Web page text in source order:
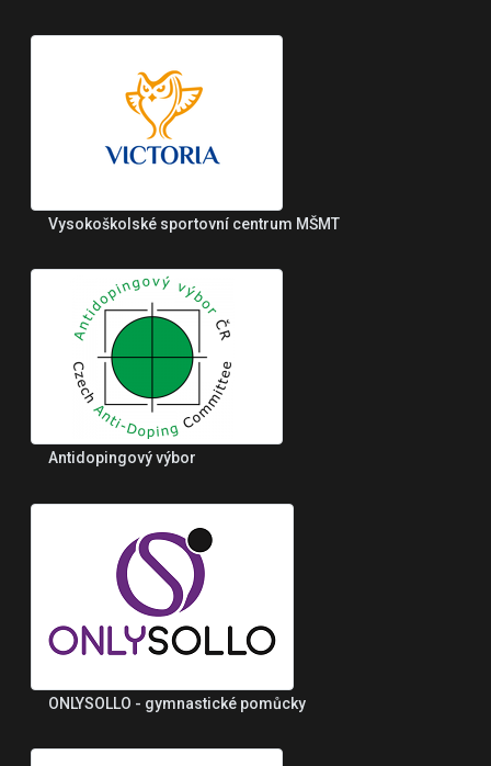
Vysokoškolské sportovní centrum MŠMT
Antidopingový výbor
ONLYSOLLO - gymnastické pomůcky